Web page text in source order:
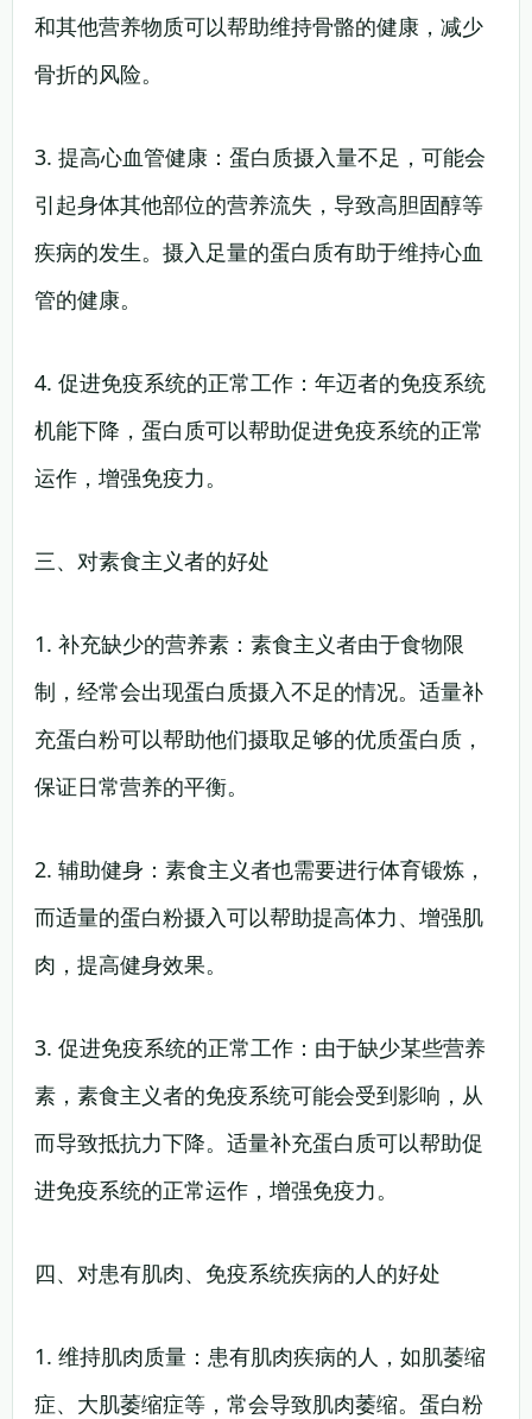
和其他营养物质可以帮助维持骨骼的健康，减少
骨折的风险。
3. 提高心血管健康：蛋白质摄入量不足，可能会
引起身体其他部位的营养流失，导致高胆固醇等
疾病的发生。摄入足量的蛋白质有助于维持心血
管的健康。
4. 促进免疫系统的正常工作：年迈者的免疫系统
机能下降，蛋白质可以帮助促进免疫系统的正常
运作，增强免疫力。
三、对素食主义者的好处
1. 补充缺少的营养素：素食主义者由于食物限
制，经常会出现蛋白质摄入不足的情况。适量补
充蛋白粉可以帮助他们摄取足够的优质蛋白质，
保证日常营养的平衡。
2. 辅助健身：素食主义者也需要进行体育锻炼，
而适量的蛋白粉摄入可以帮助提高体力、增强肌
肉，提高健身效果。
3. 促进免疫系统的正常工作：由于缺少某些营养
素，素食主义者的免疫系统可能会受到影响，从
而导致抵抗力下降。适量补充蛋白质可以帮助促
进免疫系统的正常运作，增强免疫力。
四、对患有肌肉、免疫系统疾病的人的好处
1. 维持肌肉质量：患有肌肉疾病的人，如肌萎缩
症、大肌萎缩症等，常会导致肌肉萎缩。蛋白粉